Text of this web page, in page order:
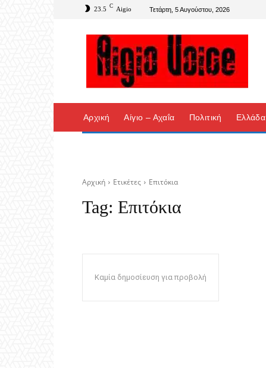
23.5 C Aigio Τετάρτη, 5 Αυγούστου, 2026
Αρχική Αίγιο – Αχαΐα Πολιτική Ελλάδα
Αρχική Ετικέτες Επιτόκια
Tag: Επιτόκια
Καμία δημοσίευση για προβολή